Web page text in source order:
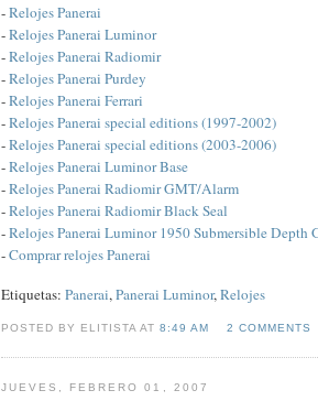
-Relojes Panerai
-Relojes Panerai Luminor
-Relojes Panerai Radiomir
-Relojes Panerai Purdey
-Relojes Panerai Ferrari
-Relojes Panerai special editions (1997-2002)
-Relojes Panerai special editions (2003-2006)
-Relojes Panerai Luminor Base
-Relojes Panerai Radiomir GMT/Alarm
-Relojes Panerai Radiomir Black Seal
-Relojes Panerai Luminor 1950 Submersible Depth
-Comprar relojes Panerai
Etiquetas: Panerai,Panerai Luminor,Relojes
POSTED BY ELITISTA AT8:49 AM 2 COMMENTS
JUEVES, FEBRERO 01, 2007